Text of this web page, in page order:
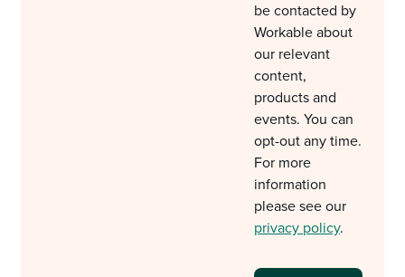
be contacted by
Workable about
our relevant
content,
products and
events. You can
opt-out any time.
For more
information
please see our
privacy policy.